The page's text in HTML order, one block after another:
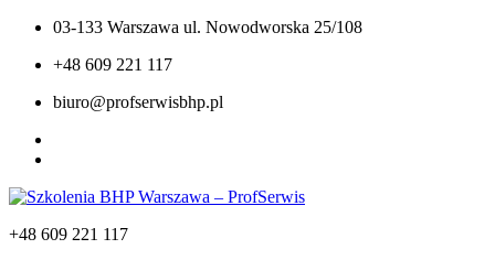
03-133 Warszawa ul. Nowodworska 25/108
+48 609 221 117
biuro@profserwisbhp.pl
+48 609 221 117